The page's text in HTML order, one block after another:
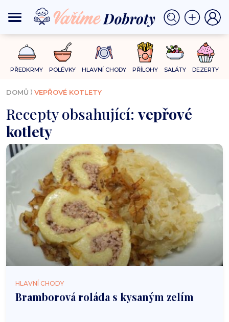
PŘEDKRMY POLÉVKY HLAVNÍ CHODY PŘÍLOHY SALÁTY DEZERTY
DOMŮ ⟩ VEPŘOVÉ KOTLETY
Recepty obsahující:vepřové
kotlety
HLAVNÍ CHODY
Bramborová roláda s kysaným zelím